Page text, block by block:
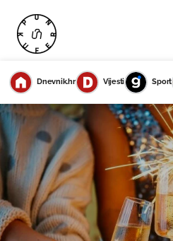
Dnevnik.hr Vijesti Sport